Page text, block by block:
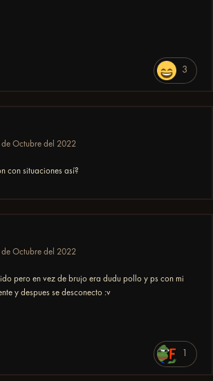
3
de Octubre del 2022
con situaciones así?
de Octubre del 2022
pero en vez de brujo era dudu pollo y ps con mi
y despues se desconecto :v
1